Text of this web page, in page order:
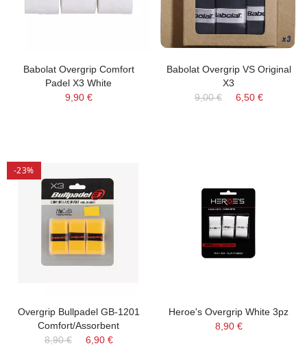
Babolat Overgrip Comfort
Padel X3 White
9,90 €
Babolat Overgrip VS Original
X3
9,00 €
6,50 €
-23%
Overgrip Bullpadel GB-1201
Comfort/Assorbent
8,90 €
6,90 €
Heroe's Overgrip White 3pz
8,90 €